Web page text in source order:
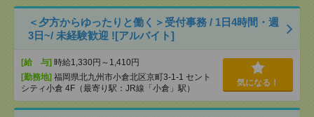
＜夕方からゆったりと働く＞受付事務 / 1日4時間・週
3日~/ 未経験歓迎 ![アルバイト]
[給 与] 時給1,330円～1,410円
[勤務地] 福岡県北九州市小倉北区京町3-1-1 セント
シティ小倉 4F（最寄り駅：JR線「小倉」駅）
気になる！